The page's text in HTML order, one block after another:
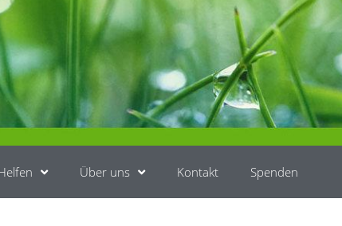
Über uns Kontakt Spenden